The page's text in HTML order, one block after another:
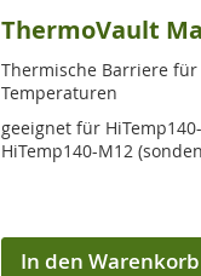
ThermoVault
Thermische Barriere
Temperaturen
geeignet für HiTemp140-
HiTemp140-M12
In den Warenkorb